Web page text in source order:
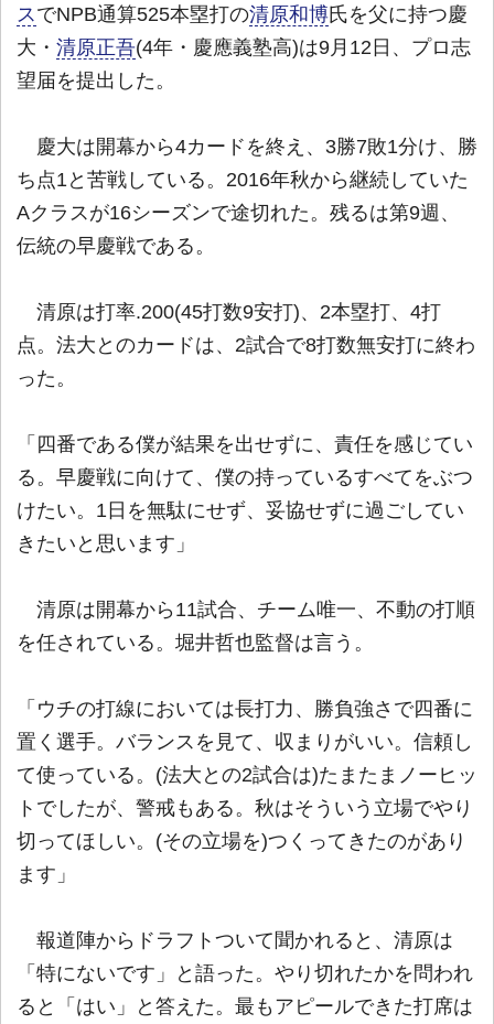
ス でNPB通算525本塁打の清原和博氏を父に持つ慶
大・ 清原正吾(4年・慶應義塾高)は9月12日、プロ志
望届を提出した。
慶大は開幕から4カードを終え、3勝7敗1分け、勝
ち点1と苦戦している。2016年秋から継続していた
Aクラスが16シーズンで途切れた。残るは第9週、
伝統の早慶戦である。
清原は打率.200(45打数9安打)、2本塁打、4打
点。法大とのカードは、2試合で8打数無安打に終わ
った。
「四番である僕が結果を出せずに、責任を感じてい
る。早慶戦に向けて、僕の持っているすべてをぶつ
けたい。1日を無駄にせず、妥協せずに過ごしてい
きたいと思います」
清原は開幕から11試合、チーム唯一、不動の打順
を任されている。堀井哲也監督は言う。
「ウチの打線においては長打力、勝負強さで四番に
置く選手。バランスを見て、収まりがいい。信頼し
て使っている。(法大との2試合は)たまたまノーヒッ
トでしたが、警戒もある。秋はそういう立場でやり
切ってほしい。(その立場を)つくってきたのがあり
ます」
報道陣からドラフトついて聞かれると、清原は
「特にないです」と語った。やり切れたかを問われ
ると「はい」と答えた。最もアピールできた打席は